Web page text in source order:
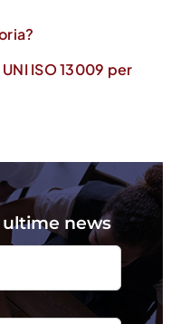
UNI ISO 13009 per
ultime news